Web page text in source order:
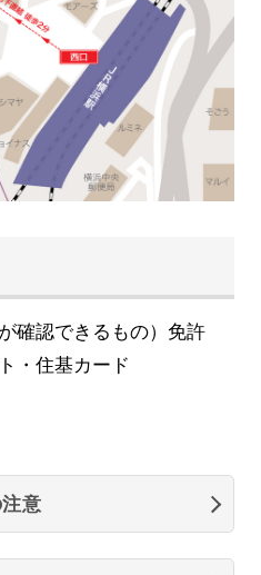
確認できるもの）免許
・住基カード
意